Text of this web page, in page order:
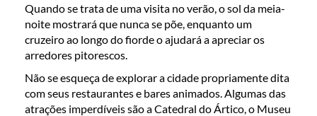
Quando se trata de uma visita no verão, o sol da meia-
noite mostrará que nunca se põe, enquanto um
cruzeiro ao longo do fiorde o ajudará a apreciar os
arredores pitorescos.
Não se esqueça de explorar a cidade propriamente dita
com seus restaurantes e bares animados. Algumas das
atrações imperdíveis são a Catedral do Ártico, o Museu